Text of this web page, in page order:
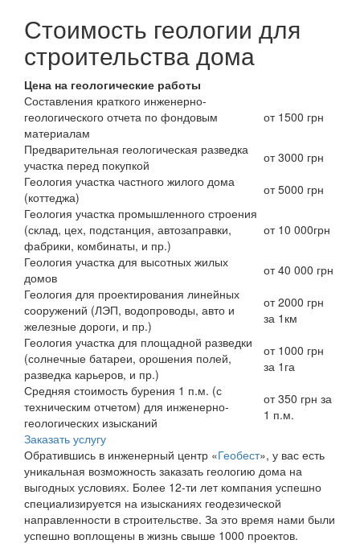
Стоимость геологии для
строительства дома
Цена на геологические работы
Составления краткого инженерно-
геологического отчета по фондовым
материалам
от 1500 грн
Предварительная геологическая разведка
участка перед покупкой
от 3000 грн
Геология участка частного жилого дома
(коттеджа)
от 5000 грн
Геология участка промышленного строения
(склад, цех, подстанция, автозаправки,
фабрики, комбинаты, и пр.)
от 10 000грн
Геология участка для высотных жилых
домов
от 40 000 грн
Геология для проектирования линейных
сооружений (ЛЭП, водопроводы, авто и
железные дороги, и пр.)
от 2000 грн
за 1км
Геология участка для площадной разведки
(солнечные батареи, орошения полей,
разведка карьеров, и пр.)
от 1000 грн
за 1га
Средняя стоимость бурения 1 п.м. (с
техническим отчетом) для инженерно-
геологических изысканий
от 350 грн за
1 п.м.
Заказать услугу
Обратившись в инженерный центр «Геобест», у вас есть
уникальная возможность заказать геологию дома на
выгодных условиях. Более 12-ти лет компания успешно
специализируется на изысканиях геодезической
направленности в строительстве. За это время нами были
успешно воплощены в жизнь свыше 1000 проектов.